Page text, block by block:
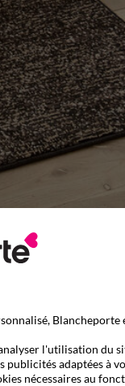
Blancheporte
l'utilisation du
publicités adaptées à
nécessaires au